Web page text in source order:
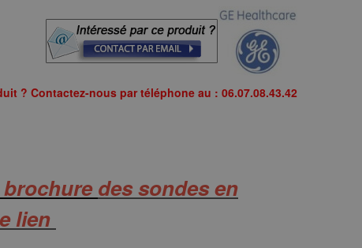
? Contactez-nous par téléphone au : 06.07.08.43.42
des sondes en
lien